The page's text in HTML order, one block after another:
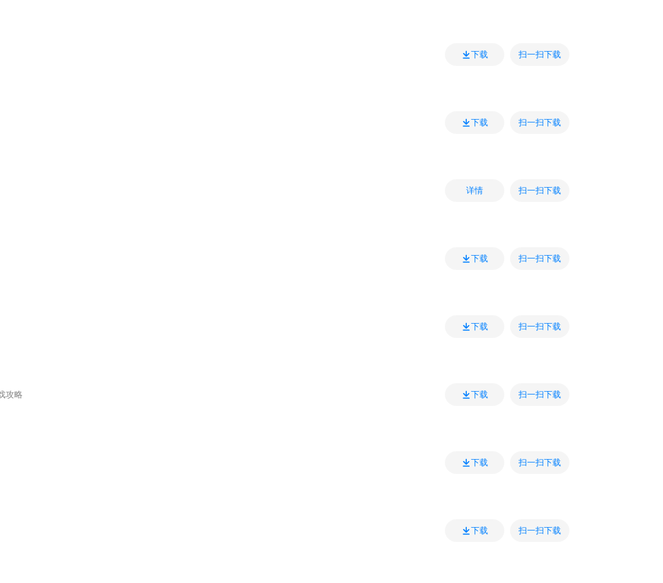
下载 扫一扫下载
下载 扫一扫下载
详情 扫一扫下载
下载 扫一扫下载
下载 扫一扫下载
攻略
下载 扫一扫下载
下载 扫一扫下载
下载 扫一扫下载